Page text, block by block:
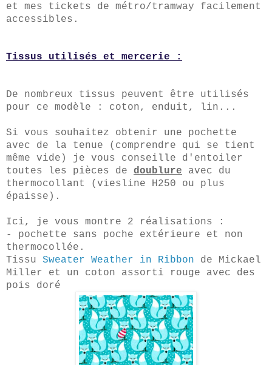
et mes tickets de métro/tramway facilement
accessibles.
Tissus utilisés et mercerie :
De nombreux tissus peuvent être utilisés
pour ce modèle : coton, enduit, lin...
Si vous souhaitez obtenir une pochette
avec de la tenue (comprendre qui se tient
même vide) je vous conseille d'entoiler
toutes les pièces de doublure avec du
thermocollant (viesline H250 ou plus
épaisse).
Ici, je vous montre 2 réalisations :
- pochette sans poche extérieure et non
thermocollée.
Tissu Sweater Weather in Ribbon de Mickael
Miller et un coton assorti rouge avec des
pois doré